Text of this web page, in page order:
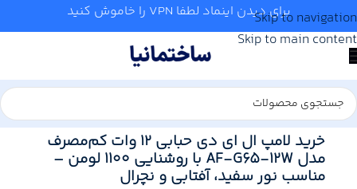
Skip to navigation
Skip to main content
برای دیدن اینماد لطفا VPN را خاموش کنید
برق روشنایی
خرید لامپ ال ای دی حبابی 12 وات کم‌مصرف
مدل AF-G65-12W با روشنایی 1100 لومن –
مناسب نور سفید، آفتابی و نچرال